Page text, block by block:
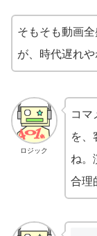
そもそも動画
が、時代遅れ
ロジック
コマ
を、
ね。
合理